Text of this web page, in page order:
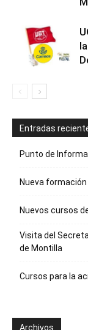
Entradas
Punto de
Nueva formación
Nuevos cursos
Visita del
de Montilla
Cursos para la
Archivos